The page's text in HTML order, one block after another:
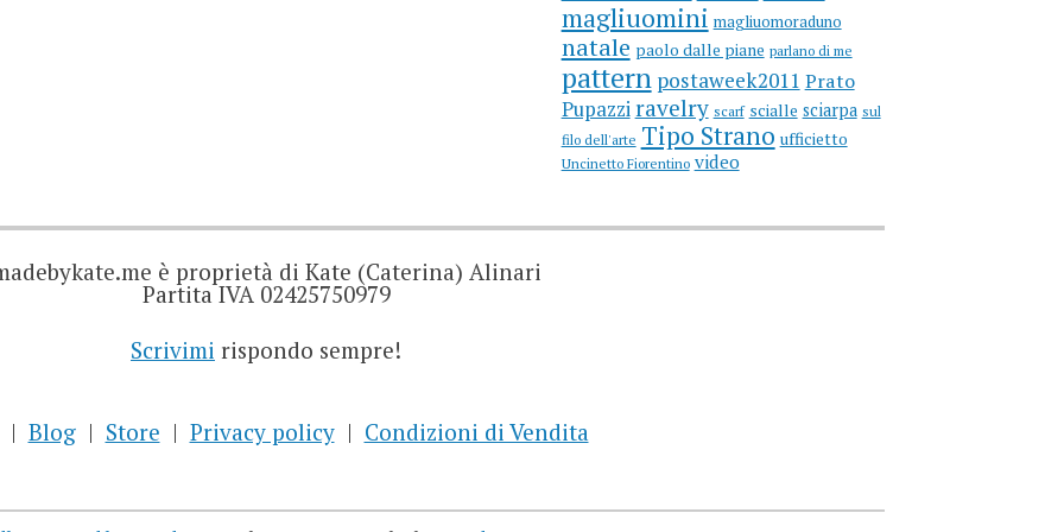
magliuomini magliuomoraduno
natale paolo dalle piane parlano di me
pattern postaweek2011 Prato
Pupazziravelry scarf scialle sciarpa sul
filo dell'arte Tipo Strano ufficietto
Uncinetto Fiorentino video
è proprietà di Kate (Caterina) Alinari
Partita IVA 02425750979
Scrivimi rispondo sempre!
Blog Store Privacy policy Condizioni di Vendita